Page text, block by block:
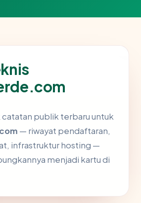
catatan publik terbaru untuk
— riwayat pendaftaran,
infrastruktur hosting —
menjadi kartu di